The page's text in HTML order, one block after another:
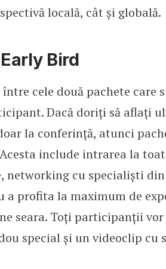
locală, cât și globală.
Bird
cele două pachete
Dacă doriți să aflați
la conferință, atunci
include intrarea la
networking cu specialiști
a profita la maximum de
seara. Toți participanții vor
special și un videoclip cu